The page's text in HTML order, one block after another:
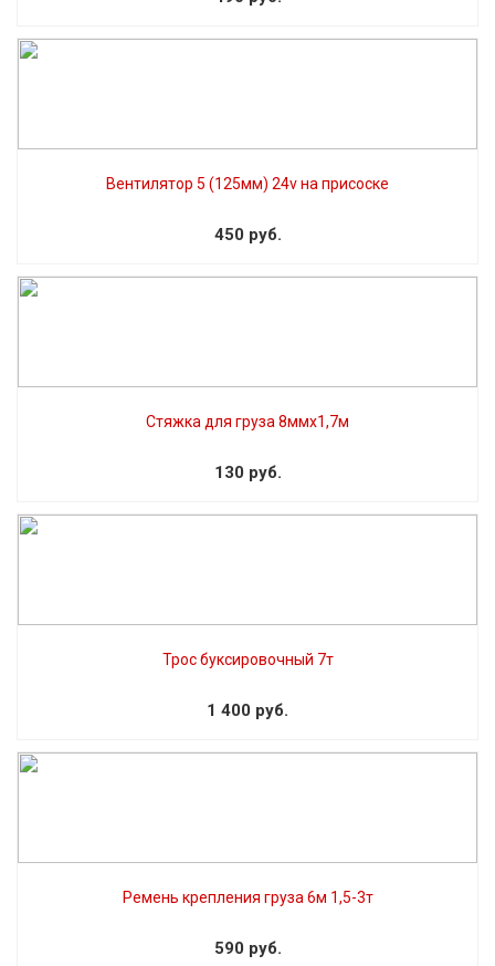
Вентилятор 5 (125мм) 24v на присоске
450 руб.
Стяжка для груза 8ммх1,7м
130 руб.
Трос буксировочный 7т
1 400 руб.
Ремень крепления груза 6м 1,5-3т
590 руб.